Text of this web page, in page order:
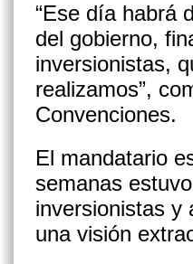
“Ese día habrá
del gobierno,
inversionistas,
realizamos”,
Convenciones.
El mandatario
semanas
inversionistas y
una visión